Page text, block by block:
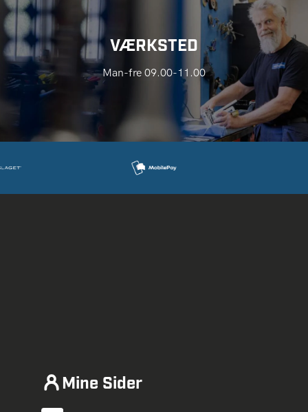
VÆRKSTED
Man-fre 09.00-11.00
Mine Sider